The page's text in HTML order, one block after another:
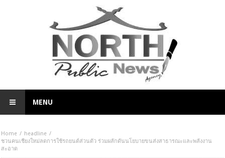
MENU
Home
headline
ชวนคนเชียงใหม่ลดการใช้รถยนต์ส่วนตัว ร่วมผลักดันนโยบายขนส่งสาธารณะและพลังงาน
สะอาด